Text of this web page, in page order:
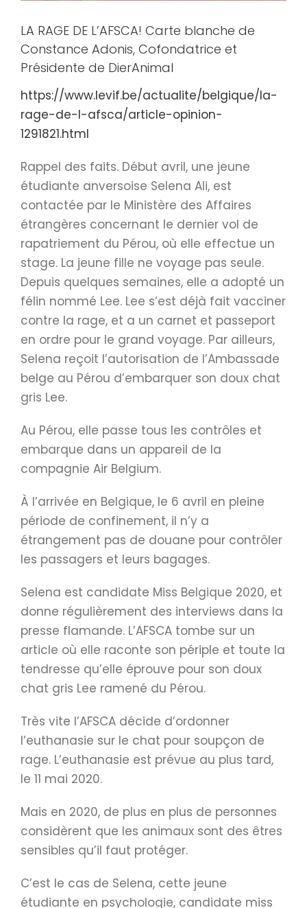
LA RAGE DE L’AFSCA! Carte blanche de
Constance Adonis, Cofondatrice et
Présidente de DierAnimal
https://www.levif.be/actualite/belgique/la-
rage-de-l-afsca/article-opinion-
1291821.html
Rappel des faits. Début avril, une jeune
étudiante anversoise Selena Ali, est
contactée par le Ministère des Affaires
étrangères concernant le dernier vol de
rapatriement du Pérou, où elle effectue un
stage. La jeune fille ne voyage pas seule.
Depuis quelques semaines, elle a adopté un
félin nommé Lee. Lee s’est déjà fait vacciner
contre la rage, et a un carnet et passeport
en ordre pour le grand voyage. Par ailleurs,
Selena reçoit l’autorisation de l’Ambassade
belge au Pérou d’embarquer son doux chat
gris Lee.
Au Pérou, elle passe tous les contrôles et
embarque dans un appareil de la
compagnie Air Belgium.
À l’arrivée en Belgique, le 6 avril en pleine
période de confinement, il n’y a
étrangement pas de douane pour contrôler
les passagers et leurs bagages.
Selena est candidate Miss Belgique 2020, et
donne régulièrement des interviews dans la
presse flamande. L’AFSCA tombe sur un
article où elle raconte son périple et toute la
tendresse qu’elle éprouve pour son doux
chat gris Lee ramené du Pérou.
Très vite l’AFSCA décide d’ordonner
l’euthanasie sur le chat pour soupçon de
rage. L’euthanasie est prévue au plus tard,
le 11 mai 2020.
Mais en 2020, de plus en plus de personnes
considèrent que les animaux sont des êtres
sensibles qu’il faut protéger.
C’est le cas de Selena, cette jeune
étudiante en psychologie, candidate miss